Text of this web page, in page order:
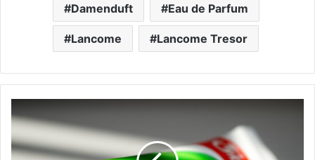
Damenduft Eau de Parfum
Lancome Lancome Tresor
Max
White
Ultra